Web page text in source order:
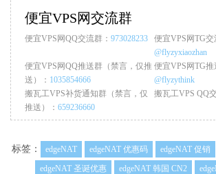
便宜VPS网交流群
便宜VPS网QQ交流群： 973028233
便宜VPS网TG交
@flyzyxiaozhan
便宜VPS网QQ推送群（禁言，仅推
送）： 1035854666
便宜VPS网TG推
@flyzythink
搬瓦工VPS补货通知群（禁言，仅
推送）： 659236660
搬瓦工VPS QQ
标签： edgeNAT edgeNAT 优惠码 edgeNAT 促销
edgeNAT 圣诞优惠
edgeNAT 韩国 CN2